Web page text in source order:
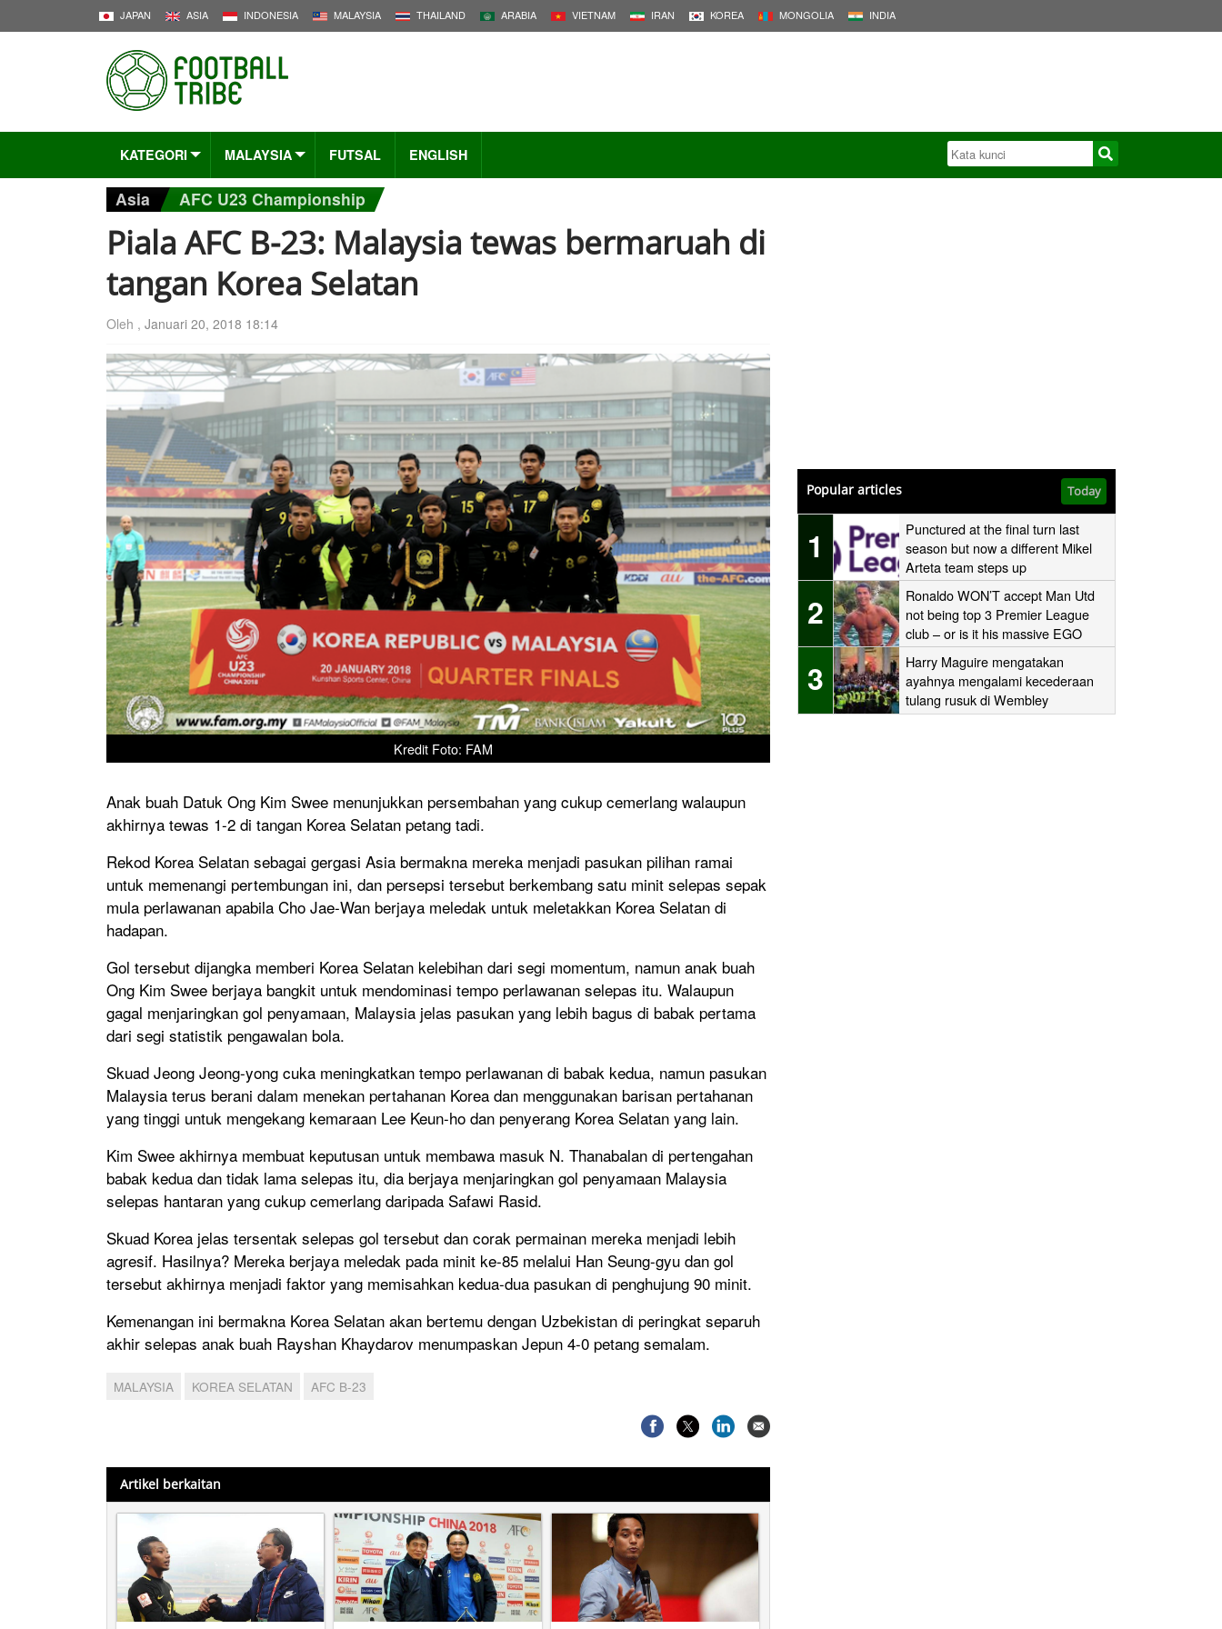
JAPAN ASIA INDONESIA MALAYSIA THAILAND ARABIA VIETNAM IRAN KOREA MONGOLIA INDIA
KATEGORI MALAYSIA FUTSAL ENGLISH
Asia AFC U23 Championship
Piala AFC B-23: Malaysia tewas bermaruah di
tangan Korea Selatan
Oleh , Januari 20, 2018 18:14
Kredit Foto: FAM
Anak buah Datuk Ong Kim Swee menunjukkan persembahan yang cukup cemerlang walaupun
akhirnya tewas 1-2 di tangan Korea Selatan petang tadi.
Rekod Korea Selatan sebagai gergasi Asia bermakna mereka menjadi pasukan pilihan ramai
untuk memenangi pertembungan ini, dan persepsi tersebut berkembang satu minit selepas sepak
mula perlawanan apabila Cho Jae-Wan berjaya meledak untuk meletakkan Korea Selatan di
hadapan.
Gol tersebut dijangka memberi Korea Selatan kelebihan dari segi momentum, namun anak buah
Ong Kim Swee berjaya bangkit untuk mendominasi tempo perlawanan selepas itu. Walaupun
gagal menjaringkan gol penyamaan, Malaysia jelas pasukan yang lebih bagus di babak pertama
dari segi statistik pengawalan bola.
Skuad Jeong Jeong-yong cuka meningkatkan tempo perlawanan di babak kedua, namun pasukan
Malaysia terus berani dalam menekan pertahanan Korea dan menggunakan barisan pertahanan
yang tinggi untuk mengekang kemaraan Lee Keun-ho dan penyerang Korea Selatan yang lain.
Kim Swee akhirnya membuat keputusan untuk membawa masuk N. Thanabalan di pertengahan
babak kedua dan tidak lama selepas itu, dia berjaya menjaringkan gol penyamaan Malaysia
selepas hantaran yang cukup cemerlang daripada Safawi Rasid.
Skuad Korea jelas tersentak selepas gol tersebut dan corak permainan mereka menjadi lebih
agresif. Hasilnya? Mereka berjaya meledak pada minit ke-85 melalui Han Seung-gyu dan gol
tersebut akhirnya menjadi faktor yang memisahkan kedua-dua pasukan di penghujung 90 minit.
Kemenangan ini bermakna Korea Selatan akan bertemu dengan Uzbekistan di peringkat separuh
akhir selepas anak buah Rayshan Khaydarov menumpaskan Jepun 4-0 petang semalam.
MALAYSIA KOREA SELATAN AFC B-23
Artikel berkaitan
Popular articles Today
1
Punctured at the final turn last
season but now a different Mikel
Arteta team steps up
2
Ronaldo WON’T accept Man Utd
not being top 3 Premier League
club – or is it his massive EGO
speaking?
3
Harry Maguire mengatakan
ayahnya mengalami kecederaan
tulang rusuk di Wembley
‘stampede’